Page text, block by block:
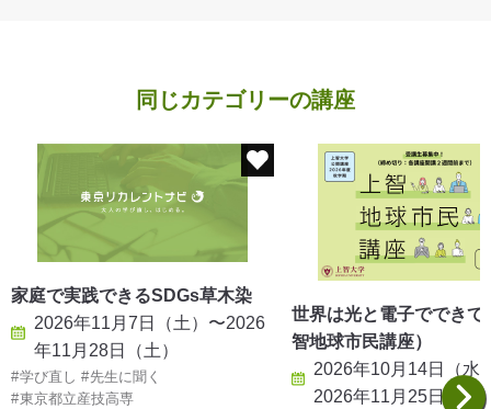
同じカテゴリーの講座
家庭で実践できるSDGs草木染
2026年11月7日（土）〜2026
年11月28日（土）
学び直し
先生に聞く
東京都立産技高専
世界は光と電子でできて
智地球市民講座）
2026年10月14日（水
2026年11月25日（水